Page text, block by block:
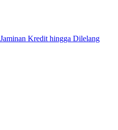
Kredit hingga Dilelang